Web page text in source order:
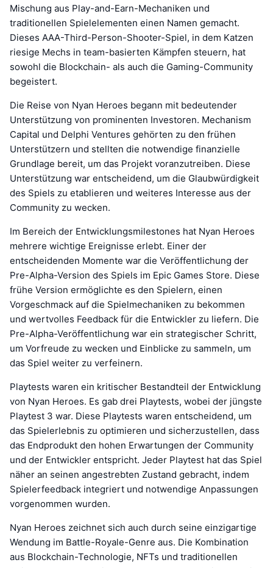
Mischung aus Play-and-Earn-Mechaniken und
traditionellen Spielelementen einen Namen gemacht.
Dieses AAA-Third-Person-Shooter-Spiel, in dem Katzen
riesige Mechs in team-basierten Kämpfen steuern, hat
sowohl die Blockchain- als auch die Gaming-Community
begeistert.
Die Reise von Nyan Heroes begann mit bedeutender
Unterstützung von prominenten Investoren. Mechanism
Capital und Delphi Ventures gehörten zu den frühen
Unterstützern und stellten die notwendige finanzielle
Grundlage bereit, um das Projekt voranzutreiben. Diese
Unterstützung war entscheidend, um die Glaubwürdigkeit
des Spiels zu etablieren und weiteres Interesse aus der
Community zu wecken.
Im Bereich der Entwicklungsmilestones hat Nyan Heroes
mehrere wichtige Ereignisse erlebt. Einer der
entscheidenden Momente war die Veröffentlichung der
Pre-Alpha-Version des Spiels im Epic Games Store. Diese
frühe Version ermöglichte es den Spielern, einen
Vorgeschmack auf die Spielmechaniken zu bekommen
und wertvolles Feedback für die Entwickler zu liefern. Die
Pre-Alpha-Veröffentlichung war ein strategischer Schritt,
um Vorfreude zu wecken und Einblicke zu sammeln, um
das Spiel weiter zu verfeinern.
Playtests waren ein kritischer Bestandteil der Entwicklung
von Nyan Heroes. Es gab drei Playtests, wobei der jüngste
Playtest 3 war. Diese Playtests waren entscheidend, um
das Spielerlebnis zu optimieren und sicherzustellen, dass
das Endprodukt den hohen Erwartungen der Community
und der Entwickler entspricht. Jeder Playtest hat das Spiel
näher an seinen angestrebten Zustand gebracht, indem
Spielerfeedback integriert und notwendige Anpassungen
vorgenommen wurden.
Nyan Heroes zeichnet sich auch durch seine einzigartige
Wendung im Battle-Royale-Genre aus. Die Kombination
aus Blockchain-Technologie, NFTs und traditionellen